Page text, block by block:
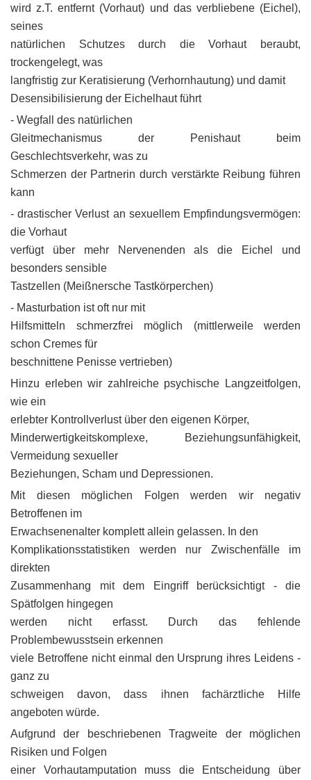
wird z.T. entfernt (Vorhaut) und das verbliebene (Eichel),
seines
natürlichen Schutzes durch die Vorhaut beraubt,
trockengelegt, was
langfristig zur Keratisierung (Verhornhautung) und damit
Desensibilisierung der Eichelhaut führt
- Wegfall des natürlichen
Gleitmechanismus der Penishaut beim
Geschlechtsverkehr, was zu
Schmerzen der Partnerin durch verstärkte Reibung führen
kann
- drastischer Verlust an sexuellem Empfindungsvermögen:
die Vorhaut
verfügt über mehr Nervenenden als die Eichel und
besonders sensible
Tastzellen (Meißnersche Tastkörperchen)
- Masturbation ist oft nur mit
Hilfsmitteln schmerzfrei möglich (mittlerweile werden
schon Cremes für
beschnittene Penisse vertrieben)
Hinzu erleben wir zahlreiche psychische Langzeitfolgen,
wie ein
erlebter Kontrollverlust über den eigenen Körper,
Minderwertigkeitskomplexe, Beziehungsunfähigkeit,
Vermeidung sexueller
Beziehungen, Scham und Depressionen.
Mit diesen möglichen Folgen werden wir negativ
Betroffenen im
Erwachsenenalter komplett allein gelassen. In den
Komplikationsstatistiken werden nur Zwischenfälle im
direkten
Zusammenhang mit dem Eingriff berücksichtigt - die
Spätfolgen hingegen
werden nicht erfasst. Durch das fehlende
Problembewusstsein erkennen
viele Betroffene nicht einmal den Ursprung ihres Leidens -
ganz zu
schweigen davon, dass ihnen fachärztliche Hilfe
angeboten würde.
Aufgrund der beschriebenen Tragweite der möglichen
Risiken und Folgen
einer Vorhautamputation muss die Entscheidung über